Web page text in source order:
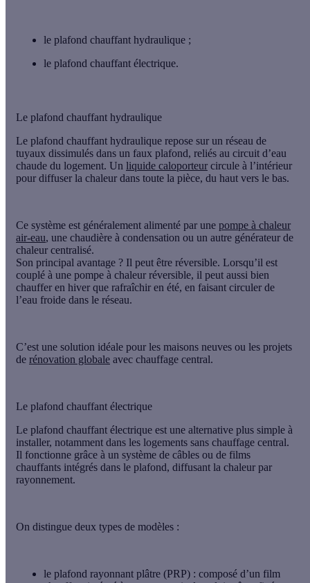
le plafond chauffant hydraulique ;
le plafond chauffant électrique.
Le plafond chauffant hydraulique
Le plafond chauffant hydraulique repose sur un réseau de
tuyaux dissimulés dans un faux plafond, reliés au circuit d’eau
chaude du logement. Un liquide caloporteur circule à l’intérieur
pour diffuser la chaleur dans toute la pièce, du haut vers le bas.
Ce système est généralement alimenté par une pompe à chaleur
air-eau, une chaudière à condensation ou un autre générateur de
chaleur centralisé.
Son principal avantage ? Il peut être réversible. Lorsqu’il est
couplé à une pompe à chaleur réversible, il peut aussi bien
chauffer en hiver que rafraîchir en été, en faisant circuler de
l’eau froide dans le réseau.
C’est une solution idéale pour les maisons neuves ou les projets
de rénovation globale avec chauffage central.
Le plafond chauffant électrique
Le plafond chauffant électrique est une alternative plus simple à
installer, notamment dans les logements sans chauffage central.
Il fonctionne grâce à un système de câbles ou de films
chauffants intégrés dans le plafond, diffusant la chaleur par
rayonnement.
On distingue deux types de modèles :
le plafond rayonnant plâtre (PRP) : composé d’un film